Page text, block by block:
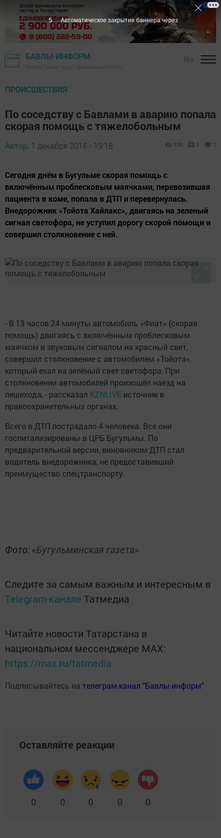
БАВЛЫ-ИНФОРМ
ПРОИСШЕСТВИЯ
По соседству с Бавлами в аварию попала
скорая помощь с тяжелобольным
Автор, 1 декабря 2016 - 19:18 839 0 0
Сегодня днём в Бугульме скорая помощь с
включённым проблесковым маячками, перевозившая
пациента в коме, попала в ДТП и перевернулась.
Внедорожник «Тойота Хайлакс», двигаясь на зеленый
сигнал светофора, не уступил дорогу скорой помощи и
совершил столкновение с ней.
- В 13 часов 24 минуты автомобиль «Фиат» (скорая
помощь) двигаясь с включённым проблесковым
маячком и звуковым сигналом на красный свет,
совершил столкновение с автомобилем «Тойота»,
который ехал на зелёный свет светофора. При
столкновении автомобилей произошёл наезд на
пешехода, - рассказал KZNLIVE источник в
правоохранительных органах.
Всего в ДТП пострадало 4 человека. Все они
госпитализированы в ЦРБ Бугульмы. По
предварительной версии, виновником ДТП стал
водитель внедорожника, не предоставивший
преимущество спецтранспорту.
Фото:«Бугульминская газета»
Следите за самым важным и интересным в
Telegram-канале Татмедиа
Читайте новости Татарстана в
национальном мессенджере MАХ:
https://max.ru/tatmedia
Подписывайтесь на телеграм-канал "Бавлы-информ"
Оставляйте реакции
0 0 0 0 0
4 Автоматическое закрытие баннера через